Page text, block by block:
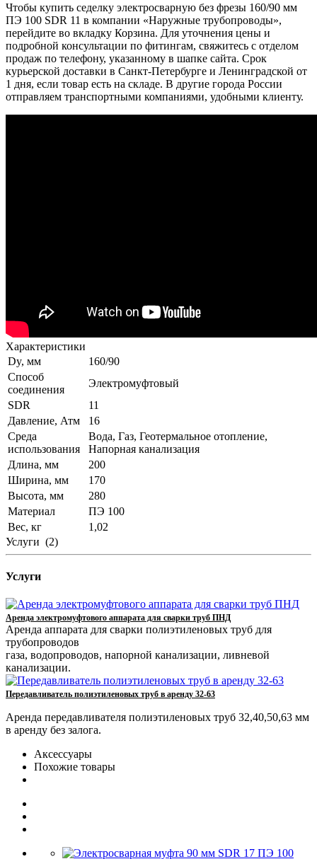
Чтобы купить седелку электросварную без фрезы 160/90 мм
ПЭ 100 SDR 11 в компании «Наружные трубопроводы»,
перейдите во вкладку Корзина. Для уточнения цены и
подробной консультации по фитингам, свяжитесь с отделом
продаж по телефону, указанному в шапке сайта. Срок
курьерской доставки в Санкт-Петербурге и Ленинградской от
1 дня, если товар есть на складе. В другие города России
отправляем транспортными компаниями, удобными клиенту.
Характеристики
Dy, мм
160/90
Способ
соединения
Электромуфтовый
SDR
11
Давление, Атм
16
Среда
использования
Вода, Газ, Геотермальное отопление,
Напорная канализация
Длина, мм
200
Ширина, мм
170
Высота, мм
280
Материал
ПЭ 100
Вес, кг
1,02
Услуги (2)
Услуги
Аренда электромуфтового аппарата для сварки труб ПНД
Аренда аппарата для сварки полиэтиленовых труб для
трубопроводов
газа, водопроводов, напорной канализации, ливневой
канализации.
Передавливатель полиэтиленовых труб в аренду 32-63
Аренда передавливателя полиэтиленовых труб 32,40,50,63 мм
в аренду без залога.
Аксессуары
Похожие товары